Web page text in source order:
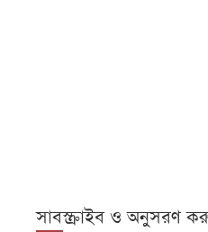
সাবস্ক্রাইব ও অনুসরণ